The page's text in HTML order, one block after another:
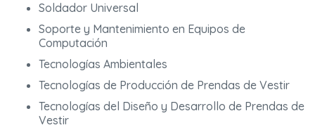
Soldador Universal
Soporte y Mantenimiento en Equipos de
Computación
Tecnologías Ambientales
Tecnologías de Producción de Prendas de Vestir
Tecnologías del Diseño y Desarrollo de Prendas de
Vestir